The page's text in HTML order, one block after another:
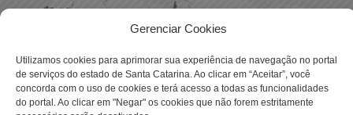
Gerenciar Cookies
Utilizamos cookies para aprimorar sua experiência de navegação no portal
de serviços do estado de Santa Catarina. Ao clicar em “Aceitar”, você
concorda com o uso de cookies e terá acesso a todas as funcionalidades
do portal. Ao clicar em "Negar" os cookies que não forem estritamente